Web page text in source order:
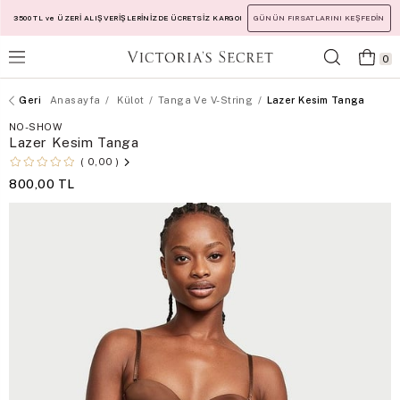
3500 TL ve ÜZERİ ALIŞVERİŞLERİNİZDE ÜCRETSİZ KARGO! GÜNÜN FIRSATLARINI KEŞFEDİN
0
Anasayfa Külot Tanga Ve V-String Lazer Kesim Tanga
NO-SHOW
Lazer Kesim Tanga
0,00
800,00 TL